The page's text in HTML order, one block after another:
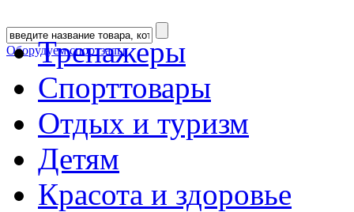
Оборудуем спортзалы
Тренажеры
Спорттовары
Отдых и туризм
Детям
Красота и здоровье